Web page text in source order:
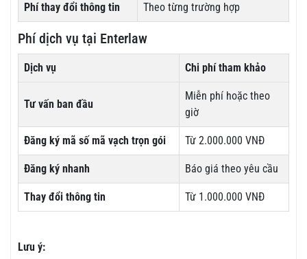
Phí thay đổi thông tin Theo từng trường hợp
Phí dịch vụ tại Enterlaw
Dịch vụ Chi phí tham khảo
Tư vấn ban đầu
Miễn phí hoặc theo
giờ
Đăng ký mã số mã vạch trọn gói Từ 2.000.000 VNĐ
Đăng ký nhanh Báo giá theo yêu cầu
Thay đổi thông tin Từ 1.000.000 VNĐ
Lưu ý: